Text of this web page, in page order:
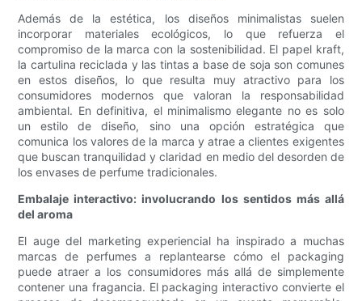
Además de la estética, los diseños minimalistas suelen
incorporar materiales ecológicos, lo que refuerza el
compromiso de la marca con la sostenibilidad. El papel kraft,
la cartulina reciclada y las tintas a base de soja son comunes
en estos diseños, lo que resulta muy atractivo para los
consumidores modernos que valoran la responsabilidad
ambiental. En definitiva, el minimalismo elegante no es solo
un estilo de diseño, sino una opción estratégica que
comunica los valores de la marca y atrae a clientes exigentes
que buscan tranquilidad y claridad en medio del desorden de
los envases de perfume tradicionales.
Embalaje interactivo: involucrando los sentidos más allá
del aroma
El auge del marketing experiencial ha inspirado a muchas
marcas de perfumes a replantearse cómo el packaging
puede atraer a los consumidores más allá de simplemente
contener una fragancia. El packaging interactivo convierte el